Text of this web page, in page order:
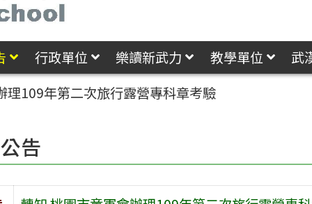
行政單位 樂讀新武力 教學單位
武
理109年第二次旅行露營專科章考驗
告